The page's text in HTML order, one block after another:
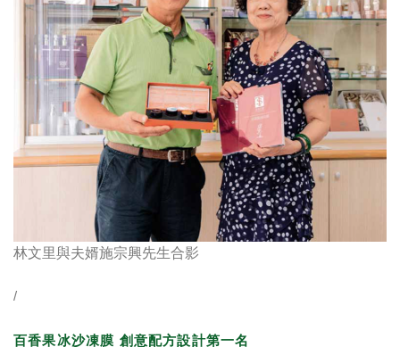
林文里與夫婿施宗興先生合影
/
百香果冰沙凍膜 創意配方設計第一名